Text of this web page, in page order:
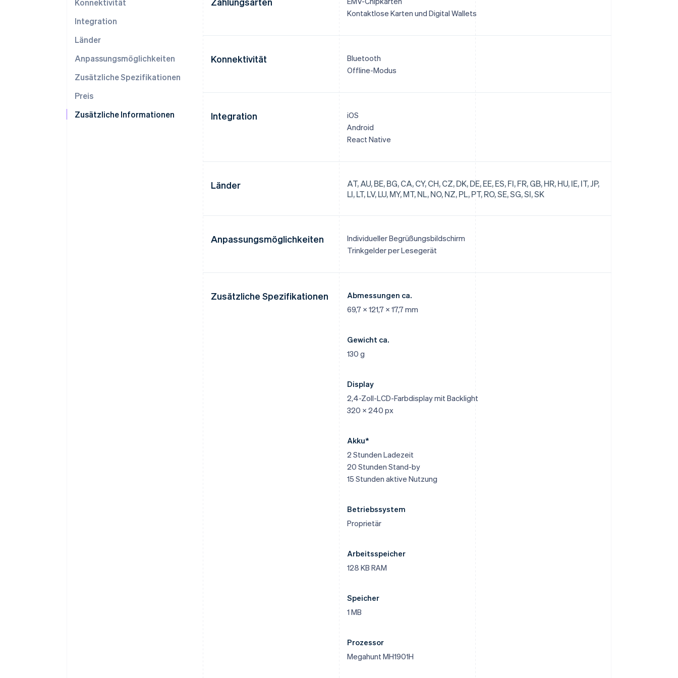
Konnektivität
Integration
Länder
Anpassungsmöglichkeiten
Zusätzliche Spezifikationen
Preis
Zusätzliche Informationen
Kontaktlose Karten und Digital Wallets
Konnektivität
Bluetooth
Offline-Modus
Integration
iOS
Android
React Native
Länder
AT, AU, BE, BG, CA, CY, CH, CZ, DK, DE, EE, ES, FI, FR, GB, HR, HU, IE, IT, JP,
LI, LT, LV, LU, MY, MT, NL, NO, NZ, PL, PT, RO, SE, SG, SI, SK
Anpassungsmöglichkeiten
Individueller Begrüßungsbildschirm
Trinkgelder per Lesegerät
Zusätzliche Spezifikationen
Abmessungen ca.
69,7 x 121,7 x 17,7 mm
Gewicht ca.
130 g
Display
2,4-Zoll-LCD-Farbdisplay mit Backlight
320 x 240 px
Akku*
2 Stunden Ladezeit
20 Stunden Stand-by
15 Stunden aktive Nutzung
Betriebssystem
Proprietär
Arbeitsspeicher
128 KB RAM
Speicher
1 MB
Prozessor
Megahunt MH1901H